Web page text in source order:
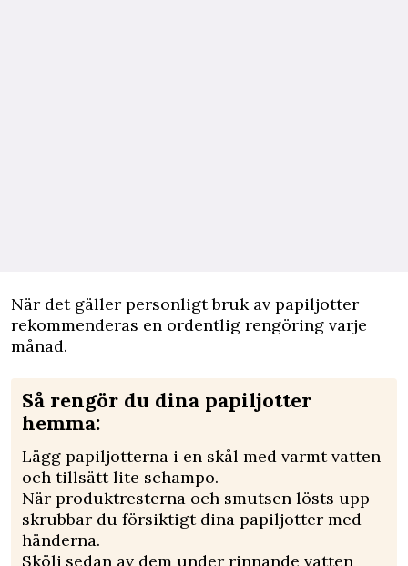
När det gäller personligt bruk av papiljotter
rekommenderas en ordentlig rengöring varje
månad.
Så rengör du dina papiljotter
hemma:
Lägg papiljotterna i en skål med varmt vatten
och tillsätt lite schampo.
När produktresterna och smutsen lösts upp
skrubbar du försiktigt dina papiljotter med
händerna.
Skölj sedan av dem under rinnande vatten